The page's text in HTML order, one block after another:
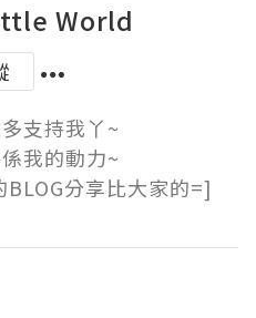
World
支持我丫~
我的動力~
分享比大家的=]